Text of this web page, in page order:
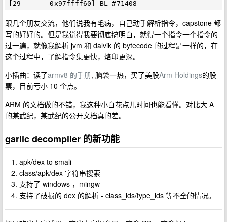
跟几个朋友交流，他们说我有毛病，自己动手解析指令，capstone 都
写的好好的。但是我觉得我要彻底搞明白，就得一个指令一个指令的
过一遍，就像我解析 jvm 和 dalvik 的 bytecode 的过程是一样的，在
这个过程中，了解指令集更快，烙印更深。
小插曲：读了armv8 的手册, 脑袋一热，买了美股Arm Holdings的股
票，目前亏小 10 个点。
ARM 的文档做的不错，我这种小白花点儿时间也能看懂。对比大 A
的某武纪，某武纪的公开文档真的差。
garlic decompiler 的新功能
apk/dex to smali
class/apk/dex 字符串搜索
支持了 windows ，mingw
支持了破损的 dex 的解析 - class_ids/type_ids 等不全的情况。